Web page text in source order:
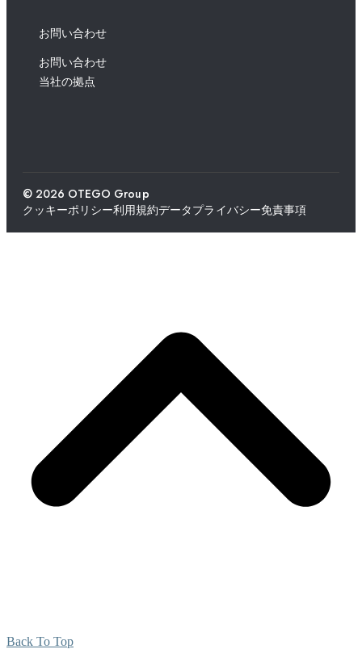
お問い合わせ
お問い合わせ
当社の拠点
© 2026 OTEGO Group
クッキーポリシー利用規約データプライバシー免責事項
Back To Top